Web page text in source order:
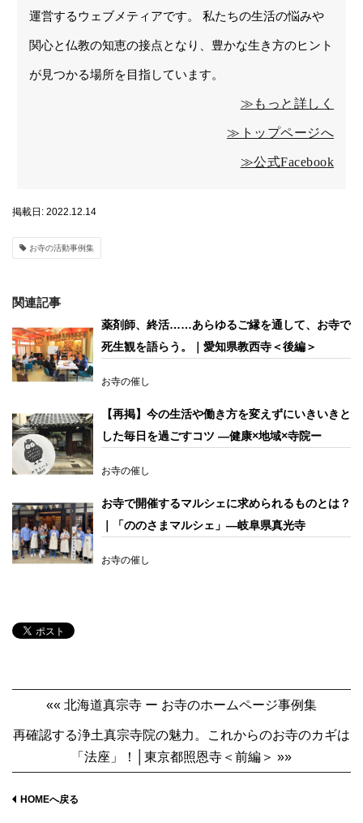
運営するウェブメティアです。 私たちの生活の悩みや
関心と仏教の知恵の接点となり、豊かな生き方のヒント
が見つかる場所を目指しています。
≫もっと詳しく
≫トップページへ
≫公式Facebook
掲載日: 2022.12.14
お寺の活動事例集
関連記事
薬剤師、終活……あらゆるご縁を通して、お寺で
死生観を語らう。｜愛知県教西寺＜後編＞
お寺の催し
【再掲】今の生活や働き方を変えずにいきいきと
した毎日を過ごすコツ —健康×地域×寺院ー
お寺の催し
お寺で開催するマルシェに求められるものとは？
｜「ののさまマルシェ」―岐阜県真光寺
お寺の催し
«« 北海道真宗寺 ー お寺のホームページ事例集
再確認する浄土真宗寺院の魅力。これからのお寺のカギは
「法座」！│東京都照恩寺＜前編＞ »»
HOMEへ戻る